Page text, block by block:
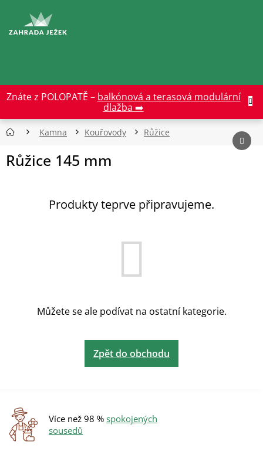
obsah
Znáte z POLOPATĚ – balkónová a terasová modulární
dlažba ➡️
Kamna Kouřovody Růžice
Růžice 145 mm
Produkty teprve připravujeme.
Můžete se ale podívat na ostatní kategorie.
Zpět do obchodu
Více než 98 % spokojených
sousedů